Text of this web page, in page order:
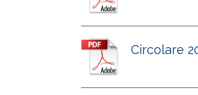
Circolare